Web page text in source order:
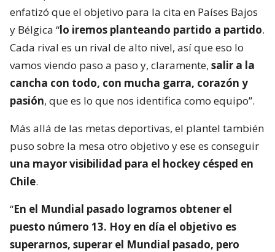
enfatizó que el objetivo para la cita en Países Bajos
y Bélgica “lo iremos planteando partido a partido.
Cada rival es un rival de alto nivel, así que eso lo
vamos viendo paso a paso y, claramente, salir a la
cancha con todo, con mucha garra, corazón y
pasión, que es lo que nos identifica como equipo”.
Más allá de las metas deportivas, el plantel también
puso sobre la mesa otro objetivo y ese es conseguir
una mayor visibilidad para el hockey césped en
Chile.
“En el Mundial pasado logramos obtener el
puesto número 13. Hoy en día el objetivo es
superarnos, superar el Mundial pasado, pero